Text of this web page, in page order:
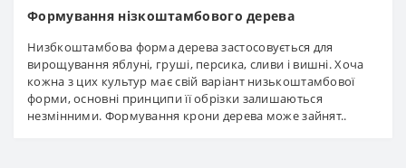
Формування нізкоштамбового дерева
Низбкоштамбова форма дерева застосовується для
вирощування яблуні, груші, персика, сливи і вишні. Хоча
кожна з цих культур має свій варіант низькоштамбової
форми, основні принципи її обрізки залишаються
незмінними. Формування крони дерева може зайнят..